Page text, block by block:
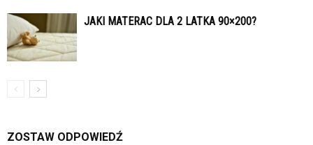
JAKI MATERAC DLA 2 LATKA 90×200?
ZOSTAW ODPOWIEDŹ